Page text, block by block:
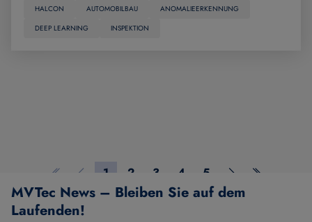
HALCON AUTOMOBILBAU
ANOMALIEERKENNUNG
DEEP LEARNING
INSPEKTION
Erste Seite
Vorherige Seite
Seite 1
1 Seite 2
2 Seite 3
3 Seite 4
4 Seite 5
5 Nächste Seite
Letzte
MVTec News – Bleiben Sie auf dem
Laufenden!